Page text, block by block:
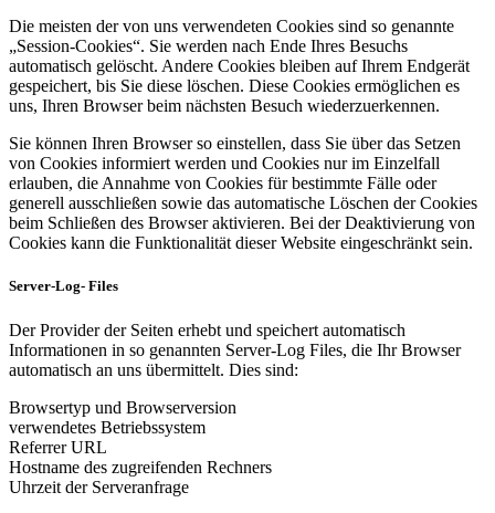
Die meisten der von uns verwendeten Cookies sind so genannte
„Session-Cookies“. Sie werden nach Ende Ihres Besuchs
automatisch gelöscht. Andere Cookies bleiben auf Ihrem Endgerät
gespeichert, bis Sie diese löschen. Diese Cookies ermöglichen es
uns, Ihren Browser beim nächsten Besuch wiederzuerkennen.
Sie können Ihren Browser so einstellen, dass Sie über das Setzen
von Cookies informiert werden und Cookies nur im Einzelfall
erlauben, die Annahme von Cookies für bestimmte Fälle oder
generell ausschließen sowie das automatische Löschen der Cookies
beim Schließen des Browser aktivieren. Bei der Deaktivierung von
Cookies kann die Funktionalität dieser Website eingeschränkt sein.
Server-Log- Files
Der Provider der Seiten erhebt und speichert automatisch
Informationen in so genannten Server-Log Files, die Ihr Browser
automatisch an uns übermittelt. Dies sind:
Browsertyp und Browserversion
verwendetes Betriebssystem
Referrer URL
Hostname des zugreifenden Rechners
Uhrzeit der Serveranfrage